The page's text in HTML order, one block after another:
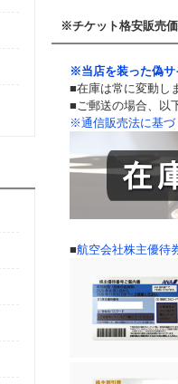
※チケット格安販売
※当店を装った偽サ
■在庫は常に変動し
■ご郵送の場合、以
※通信販売法に基
■航空会社株主優待